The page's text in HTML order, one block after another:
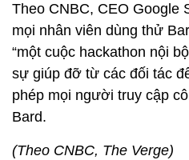
Theo CNBC, CEO Google
mọi nhân viên dùng thử
“một cuộc hackathon nội
sự giúp đỡ từ các đối tác
phép mọi người truy cập
Bard.
(Theo CNBC, The Verge)